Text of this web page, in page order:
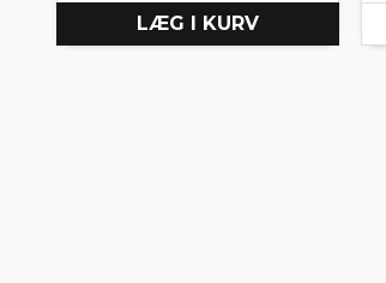
LÆG I KURV